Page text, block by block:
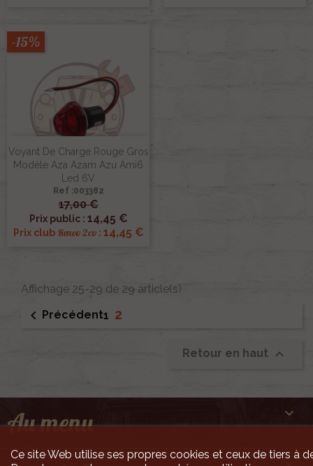
Voyant De Charge Rouge Gros
Modèle Aza Azam Azu Ami6
Led 6V
Ref :003382
17,00 €
Prix public : 14,45 €
Prix club Renov 2cv: 14,45 €
-15%
Affichage 25-29 de 29 article(s)
 Précédent1 2
Retour en haut 
Au menu 
Ce site Web utilise ses propres cookies et ceux de tiers à